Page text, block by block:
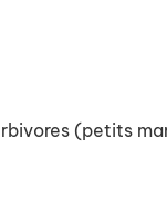
(petits